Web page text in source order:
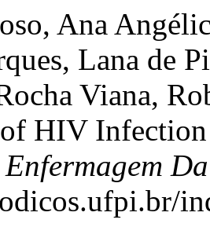
Ana
Lana de
Viana,
HIV